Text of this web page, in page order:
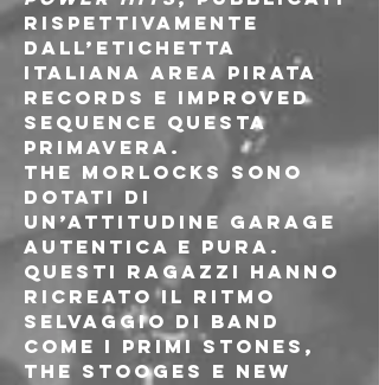
rispettivamente
dall’etichetta
italiana Area Pirata
Records e Improved
Sequence questa
primavera.
The Morlocks sono
dotati di
un’attitudine garage
autentica e pura.
Questi ragazzi hanno
ricreato il ritmo
selvaggio di band
come i primi Stones,
The Stooges e New